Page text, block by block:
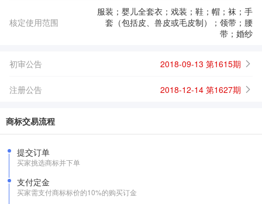
核定使用范围
服装；婴儿全套衣；戏装；鞋；帽；袜；手
套（包括皮、兽皮或毛皮制）；领带；腰
带；婚纱
初审公告 2018-09-13 第1615期
注册公告 2018-12-14 第1627期
商标交易流程
提交订单
买家挑选商标并下单
支付定金
买家需支付商标标价的10%的购买订金